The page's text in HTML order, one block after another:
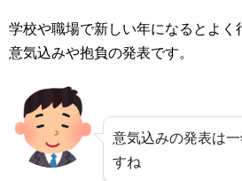
学校や職場で新しい年になるとよく
意気込みや抱負の発表です。
意気込みの発表は
すね